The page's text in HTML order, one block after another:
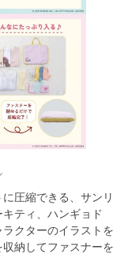
圧縮できる、サンリ
ティ、ハンギョド
クターのイラストを
納してファスナーを